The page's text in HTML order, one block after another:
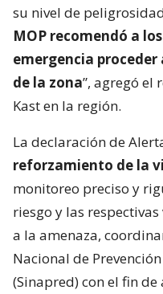
su nivel de
MOP recomendó a
emergencia
de la zona”, agregó el
Kast en la región.
La declaración de
reforzamiento de la
monitoreo preciso y
riesgo y las
a la amenaza,
Nacional de
(Sinapred) con el fin